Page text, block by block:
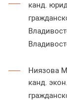
канд.
Ниязова
канд.